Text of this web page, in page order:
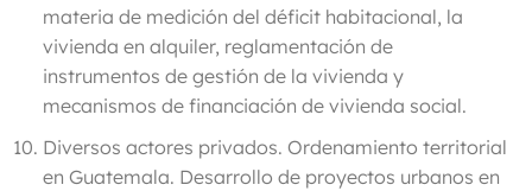
materia de medición del déficit habitacional, la
vivienda en alquiler, reglamentación de
instrumentos de gestión de la vivienda y
mecanismos de financiación de vivienda social.
Diversos actores privados. Ordenamiento territorial
en Guatemala. Desarrollo de proyectos urbanos en